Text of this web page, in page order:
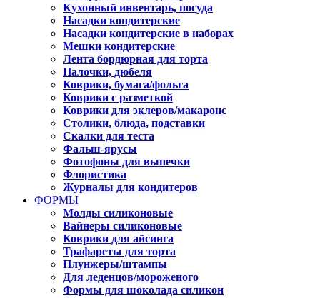
Кухонный инвентарь, посуда
Насадки кондитерские
Насадки кондитерские в наборах
Мешки кондитерские
Лента бордюрная для торта
Палочки, дюбеля
Коврики, бумага/фольга
Коврики с разметкой
Коврики для эклеров/макаронс
Столики, блюда, подставки
Скалки для теста
Фальш-ярусы
Фотофоны для выпечки
Флористика
Журналы для кондитеров
ФОРМЫ
Молды силиконовые
Вайнеры силиконовые
Коврики для айсинга
Трафареты для торта
Плунжеры/штампы
Для леденцов/мороженого
Формы для шоколада силикон